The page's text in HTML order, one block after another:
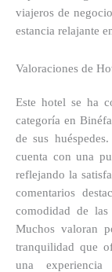
viajeros de
estancia relajante
Valoraciones de
Este hotel se ha
categoría en
de sus
cuenta con una
reflejando la
comentarios
comodidad de
Muchos valoran
tranquilidad que
una